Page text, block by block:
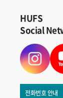
HUFS
Social
전화번호 안내